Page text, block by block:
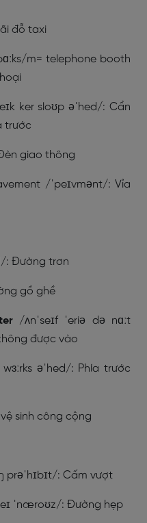
đỗ taxi
m= telephone booth
ker sloʊp əˈhed/: Cẩn
trước
giao thông
/ˈpeɪvmənt/: Vỉa
: Đường trơn
gồ ghề
/ʌnˈseɪf ˈeriə də nɑːt
được vào
əˈhed/: Phía trước
sinh công cộng
prəˈhɪbɪt/: Cấm vượt
ˈnæroʊz/: Đường hẹp